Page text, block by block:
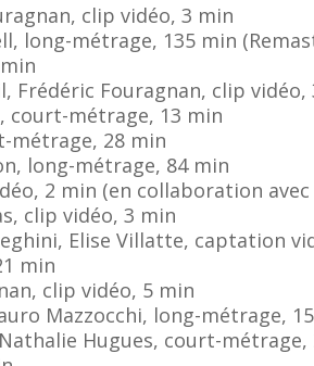
clip vidéo, 3 min
long-métrage, 135 min
Frédéric Fouragnan, clip vidéo,
court-métrage, 13 min
métrage, 28 min
long-métrage, 84 min
2 min (en collaboration avec
clip vidéo, 3 min
Elise Villatte, captation
min
clip vidéo, 5 min
Mazzocchi, long-métrage,
Hugues, court-métrage,